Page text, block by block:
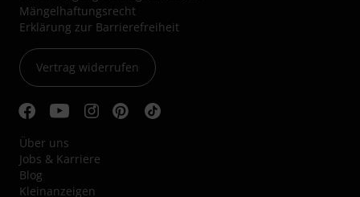
Mängelhaftungsrecht
Erklärung zur Barrierefreiheit
Vertrag widerrufen
Über uns
Jobs & Karriere
Blog
Kleinanzeigen